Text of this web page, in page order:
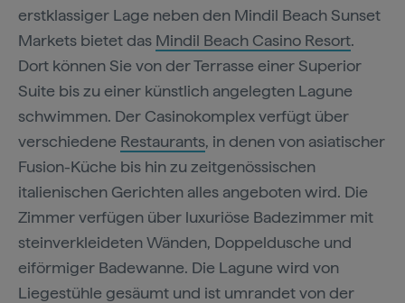
erstklassiger Lage neben den Mindil Beach Sunset
Markets bietet das Mindil Beach Casino Resort.
Dort können Sie von der Terrasse einer Superior
Suite bis zu einer künstlich angelegten Lagune
schwimmen. Der Casinokomplex verfügt über
verschiedene Restaurants, in denen von asiatischer
Fusion-Küche bis hin zu zeitgenössischen
italienischen Gerichten alles angeboten wird. Die
Zimmer verfügen über luxuriöse Badezimmer mit
steinverkleideten Wänden, Doppeldusche und
eiförmiger Badewanne. Die Lagune wird von
Liegestühle gesäumt und ist umrandet von der